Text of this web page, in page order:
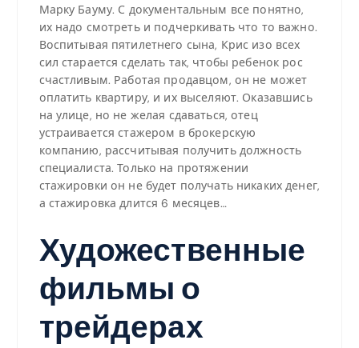
Марку Бауму. С документальным все понятно,
их надо смотреть и подчеркивать что то важно.
Воспитывая пятилетнего сына, Крис изо всех
сил старается сделать так, чтобы ребенок рос
счастливым. Работая продавцом, он не может
оплатить квартиру, и их выселяют. Оказавшись
на улице, но не желая сдаваться, отец
устраивается стажером в брокерскую
компанию, рассчитывая получить должность
специалиста. Только на протяжении
стажировки он не будет получать никаких денег,
а стажировка длится 6 месяцев…
Художественные
фильмы о
трейдерах